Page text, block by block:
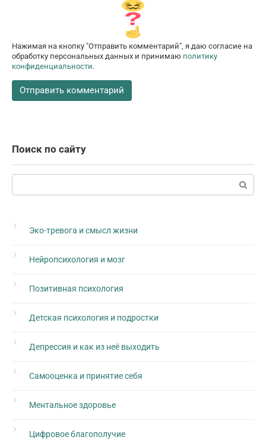
Нажимая на кнопку "Отправить комментарий", я даю согласие на
обработку персональных данных и принимаю политику
конфиденциальности.
Поиск по сайту
Эко-тревога и смысл жизни
Нейропсихология и мозг
Позитивная психология
Детская психология и подростки
Депрессия и как из неё выходить
Самооценка и принятие себя
Ментальное здоровье
Цифровое благополучие